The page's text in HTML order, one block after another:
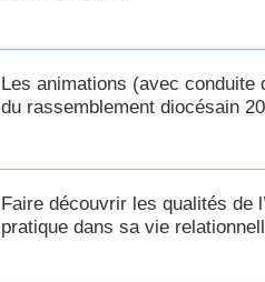
Les animations (avec
du rassemblement diocésain
Faire découvrir les qualités de
pratique dans sa vie